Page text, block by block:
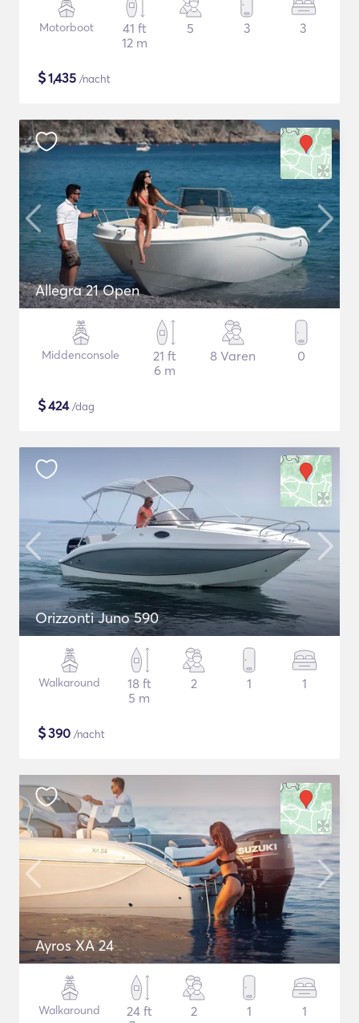
Motorboot
41 ft
12 m
5 3 3
$1,435 /nacht
Allegra 21 Open
Middenconsole
21 ft
6 m
8 Varen 0
$424/dag
Orizzonti Juno 590
Walkaround
18 ft
5 m
2 1 1
$390 /nacht
Ayros XA 24
Walkaround
24 ft
2 1 1